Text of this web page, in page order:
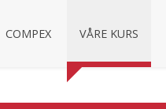
COMPEX VÅRE KURS